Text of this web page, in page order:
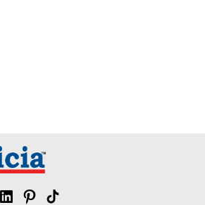
LinkedinPinterest
Tik